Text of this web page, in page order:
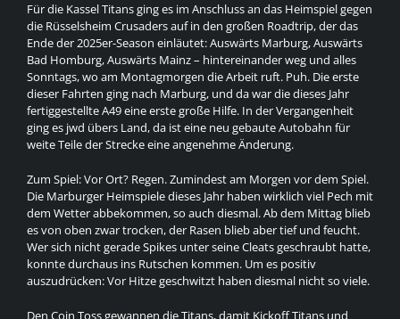
Für die Kassel Titans ging es im Anschluss an das Heimspiel gegen
die Rüsselsheim Crusaders auf in den großen Roadtrip, der das
Ende der 2025er-Season einläutet: Auswärts Marburg, Auswärts
Bad Homburg, Auswärts Mainz – hintereinander weg und alles
Sonntags, wo am Montagmorgen die Arbeit ruft. Puh. Die erste
dieser Fahrten ging nach Marburg, und da war die dieses Jahr
fertiggestellte A49 eine erste große Hilfe. In der Vergangenheit
ging es jwd übers Land, da ist eine neu gebaute Autobahn für
weite Teile der Strecke eine angenehme Änderung.
Zum Spiel: Vor Ort? Regen. Zumindest am Morgen vor dem Spiel.
Die Marburger Heimspiele dieses Jahr haben wirklich viel Pech mit
dem Wetter abbekommen, so auch diesmal. Ab dem Mittag blieb
es von oben zwar trocken, der Rasen blieb aber tief und feucht.
Wer sich nicht gerade Spikes unter seine Cleats geschraubt hatte,
konnte durchaus ins Rutschen kommen. Um es positiv
auszudrücken: Vor Hitze geschwitzt haben diesmal nicht so viele.
Den Coin Toss gewannen die Titans, damit Kickoff Titans und